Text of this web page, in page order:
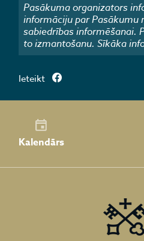
Pasākuma organizators
informāciju par
sabiedrības informēšanai.
to izmantošanu. Sīkāka
Ieteikt
Kalendārs